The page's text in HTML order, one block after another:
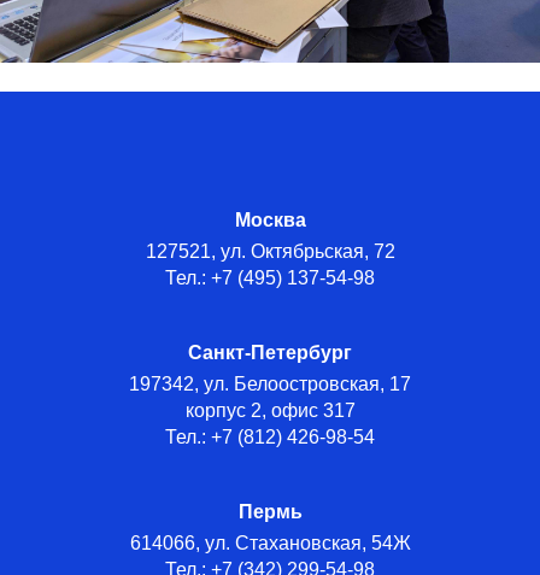
Москва
127521, ул. Октябрьская, 72
Тел.: +7 (495) 137-54-98
Санкт-Петербург
197342, ул. Белоостровская, 17
корпус 2, офис 317
Тел.: +7 (812) 426-98-54
Пермь
614066, ул. Стахановская, 54Ж
Тел.: +7 (342) 299-54-98